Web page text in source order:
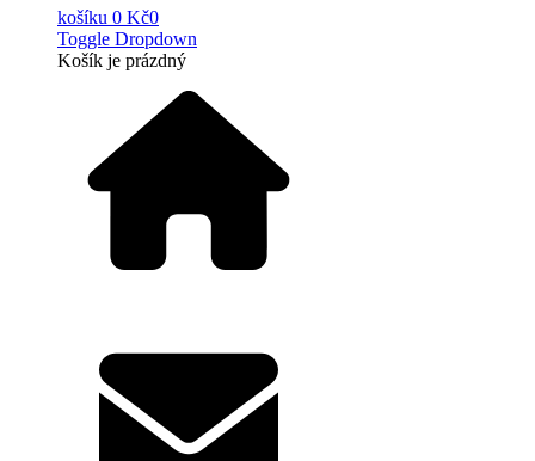
košíku 0 Kč0
Toggle Dropdown
Košík je prázdný